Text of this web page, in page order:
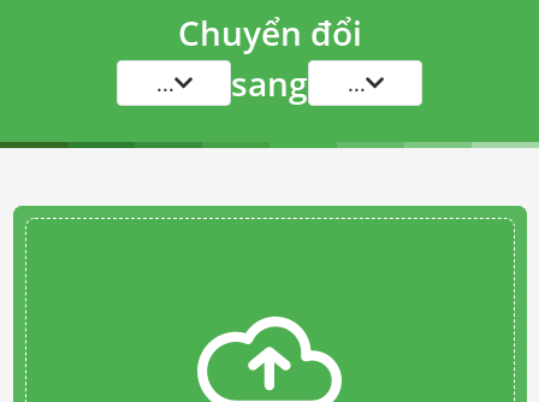
Chuyển đổi
... sang ...